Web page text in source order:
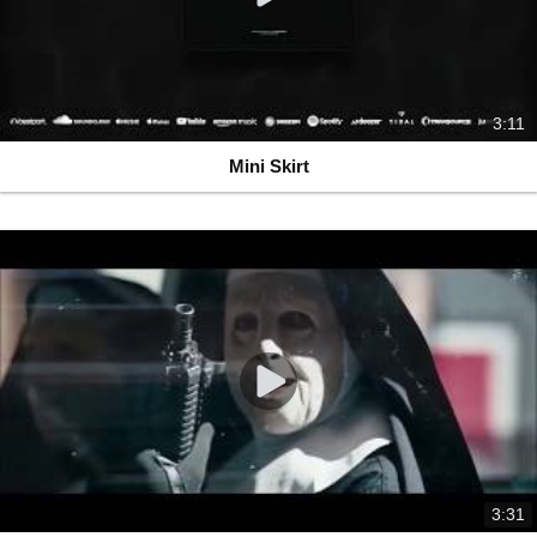
3:11
Mini Skirt
3:31